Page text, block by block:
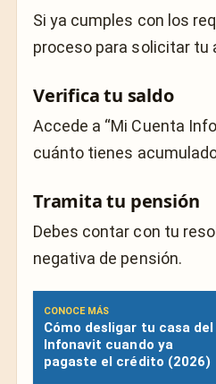
Si ya cumples con los
proceso para solicitar tu
Verifica tu saldo
Accede a “Mi Cuenta
cuánto tienes
Tramita tu pensión
Debes contar con tu
negativa de pensión.
CONOCE MÁS
Cómo desligar tu casa del
Infonavit cuando ya
pagaste el crédito (2026)